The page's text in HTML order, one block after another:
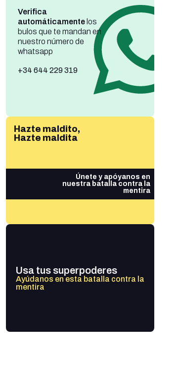
Verifica
automáticamentelos
bulos que te mandan en
nuestro número de
whatsapp
+34 644 229 319
Hazte maldito,
Hazte maldita
Únete y apóyanos en
nuestra batalla contra la
mentira
Usa tus superpoderes
Ayúdanos en esta batalla contra la
mentira